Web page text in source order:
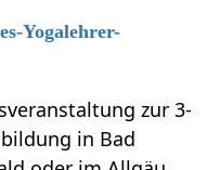
Yogalehrer-
zur 3-
in Bad